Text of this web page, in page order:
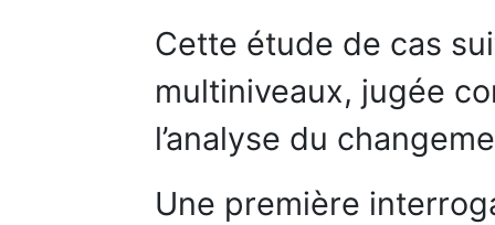
Cette étude de cas
multiniveaux, jugée
l’analyse du
Une première